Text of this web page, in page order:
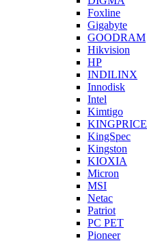
Foxline
Gigabyte
GOODRAM
Hikvision
HP
INDILINX
Innodisk
Intel
Kimtigo
KINGPRICE
KingSpec
Kingston
KIOXIA
Micron
MSI
Netac
Patriot
PC PET
Pioneer